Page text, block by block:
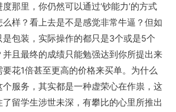
那里，你仍然可以通过‘钞能力’的方式
样？看上去是不是感觉非常牛逼？但如
包装，实际操作的都只是3个或是5个
并且最终的成绩只能勉强达到你所提出来
花1倍甚至更高的价格来买单。为什么
服务，其实都是一种虚荣心在作祟，这
留学生涉世未深，有攀比的心里所推出